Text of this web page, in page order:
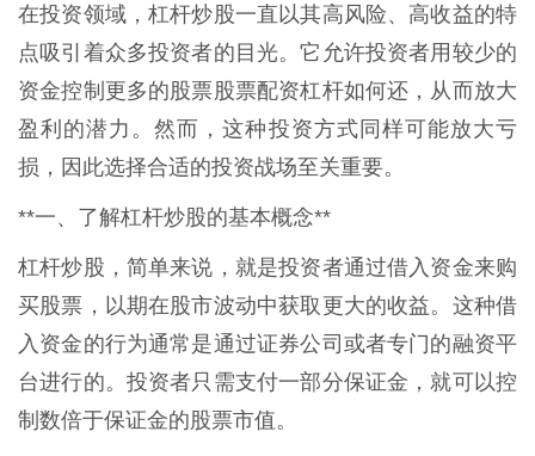
在投资领域，杠杆炒股一直以其高风险、高收益的特
点吸引着众多投资者的目光。它允许投资者用较少的
资金控制更多的股票股票配资杠杆如何还，从而放大
盈利的潜力。然而，这种投资方式同样可能放大亏
损，因此选择合适的投资战场至关重要。
**一、了解杠杆炒股的基本概念**
杠杆炒股，简单来说，就是投资者通过借入资金来购
买股票，以期在股市波动中获取更大的收益。这种借
入资金的行为通常是通过证券公司或者专门的融资平
台进行的。投资者只需支付一部分保证金，就可以控
制数倍于保证金的股票市值。